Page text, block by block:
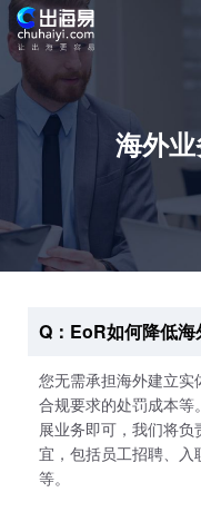
海外
Q：EoR如何降低
您无需承担海外建立
合规要求的处罚成本
展业务即可，我们将
宜，包括员工招聘、
等。